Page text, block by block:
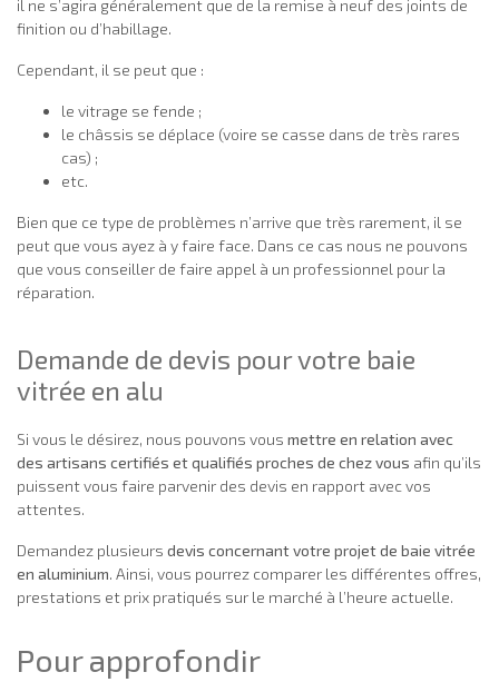
il ne s’agira généralement que de la remise à neuf des joints de
finition ou d’habillage.
Cependant, il se peut que :
le vitrage se fende ;
le châssis se déplace (voire se casse dans de très rares
cas) ;
etc.
Bien que ce type de problèmes n’arrive que très rarement, il se
peut que vous ayez à y faire face. Dans ce cas nous ne pouvons
que vous conseiller de faire appel à un professionnel pour la
réparation.
Demande de devis pour votre baie
vitrée en alu
Si vous le désirez, nous pouvons vous mettre en relation avec
des artisans certifiés et qualifiés proches de chez vous afin qu’ils
puissent vous faire parvenir des devis en rapport avec vos
attentes.
Demandez plusieurs devis concernant votre projet de baie vitrée
en aluminium. Ainsi, vous pourrez comparer les différentes offres,
prestations et prix pratiqués sur le marché à l’heure actuelle.
Pour approfondir